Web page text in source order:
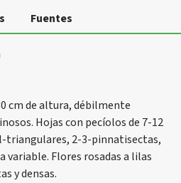
Fuentes
cm de altura, débilmente
Hojas con pecíolos de 7-12
triangulares, 2-3-pinnatisectas,
variable. Flores rosadas a lilas
y densas.